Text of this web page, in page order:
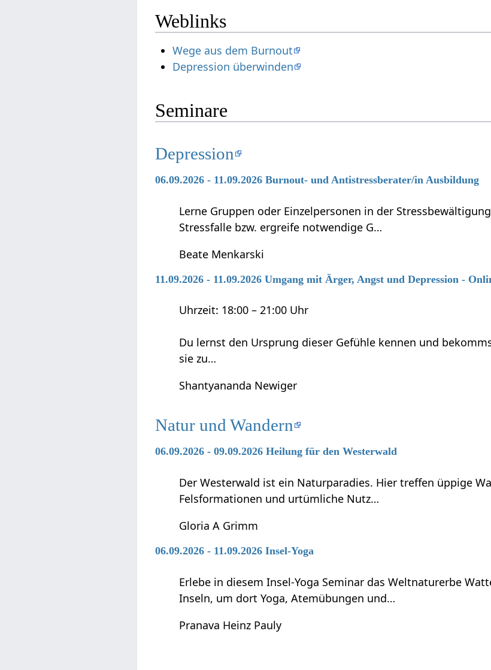
Weblinks
Wege aus dem Burnout
Depression überwinden
Seminare
Depression
06.09.2026 - 11.09.2026 Burnout- und Antistressberater/in Ausbildung
Lerne Gruppen oder Einzelpersonen in der
Stressfalle bzw. ergreife notwendige G…
Beate Menkarski
11.09.2026 - 11.09.2026 Umgang mit Ärger, Angst und Depression -
Uhrzeit: 18:00 – 21:00 Uhr
Du lernst den Ursprung dieser Gefühle kennen und
sie zu…
Shantyananda Newiger
Natur und Wandern
06.09.2026 - 09.09.2026 Heilung für den Westerwald
Der Westerwald ist ein Naturparadies. Hier treffen üppige
Felsformationen und urtümliche Nutz…
Gloria A Grimm
06.09.2026 - 11.09.2026 Insel-Yoga
Erlebe in diesem Insel-Yoga Seminar das Weltnaturerbe
Inseln, um dort Yoga, Atemübungen und…
Pranava Heinz Pauly